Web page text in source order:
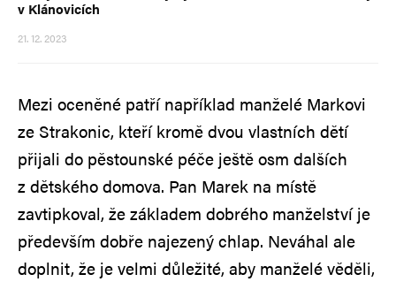
v Klánovicích
21. 12. 2023
Mezi oceněné patří například manželé Markovi
ze Strakonic, kteří kromě dvou vlastních dětí
přijali do pěstounské péče ještě osm dalších
z dětského domova. Pan Marek na místě
zavtipkoval, že základem dobrého manželství je
především dobře najezený chlap. Neváhal ale
doplnit, že je velmi důležité, aby manželé věděli,